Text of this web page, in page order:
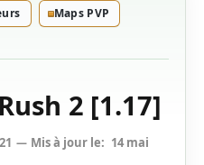
Maps PVP
2 [1.17]
Mis à jour le: 14 mai